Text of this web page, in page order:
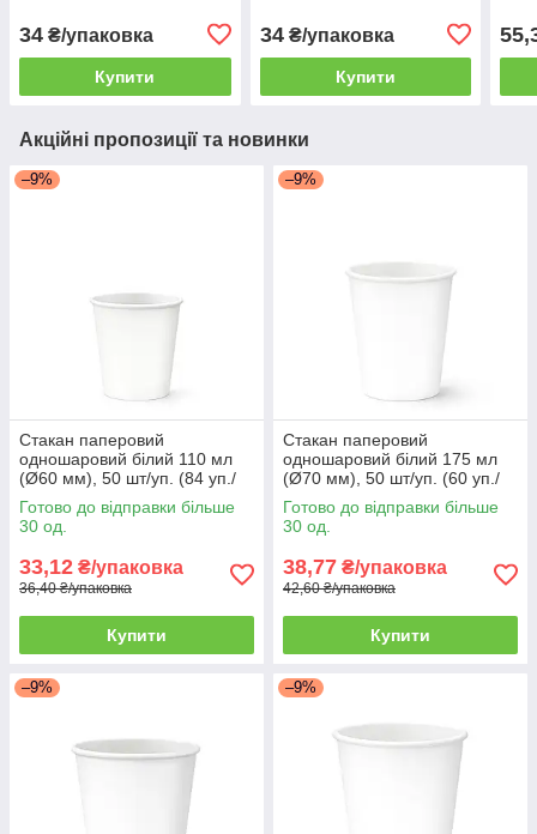
34 ₴/упаковка
Купити
34₴/упаковка
Купити
Акційні пропозиції та новинки
–9%
Стакан паперовий
одношаровий білий 110 мл
(Ø60 мм), 50 шт/уп. (84 уп./
ящик)
Готово до відправки більше
30 од.
33,12 ₴/упаковка
36,40 ₴/упаковка
Купити
–9%
Стакан паперовий
одношаровий білий 175 мл
(Ø70 мм), 50 шт/уп. (60 уп./
ящик)
Готово до відправки більше
30 од.
38,77 ₴/упаковка
42,60 ₴/упаковка
Купити
–9% –9%